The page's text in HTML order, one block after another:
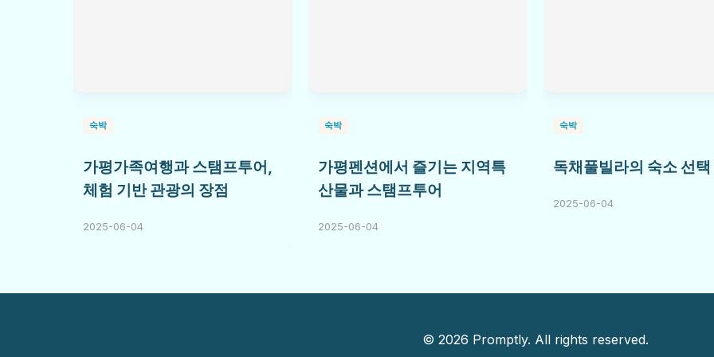
숙박
가평가족여행과 스탬프투어,
체험 기반 관광의 장점
2025-06-04
숙박
가평펜션에서 즐기는 지역특
산물과 스탬프투어
2025-06-04
숙박
독채풀빌라의 숙소 선
2025-06-04
© 2026 Promptly. All rights reserved.